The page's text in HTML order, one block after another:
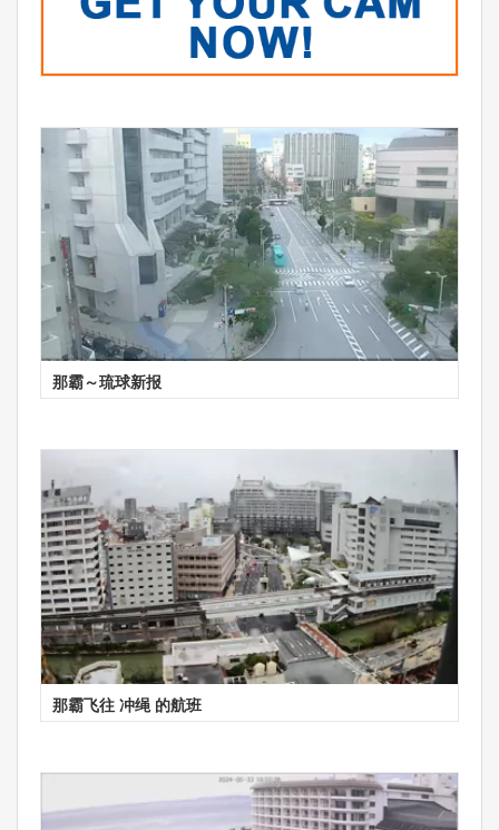
那霸～琉球新报
那霸飞往 冲绳 的航班